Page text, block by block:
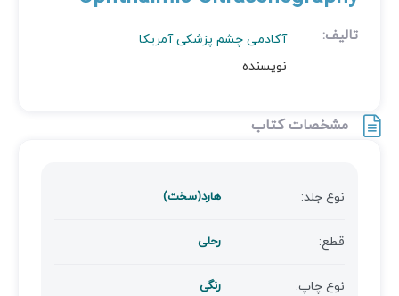
تالیف:
آکادمی چشم پزشکی آمریکا
نویسنده
مشخصات کتاب
نوع جلد: هارد(سخت)
قطع: رحلی
نوع چاپ: رنگی